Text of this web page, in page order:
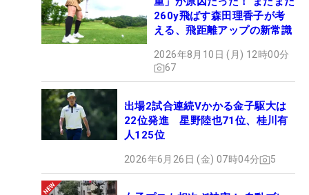
260y飛ばす森田理香子が考
える、飛距離アップの新常識
2026年8月10日 (月) 12時00分
67
出場2試合連続Vかかる金子駆大は
22位発進 星野陸也71位、桂川有
人125位
2026年6月26日 (金) 07時04分 5